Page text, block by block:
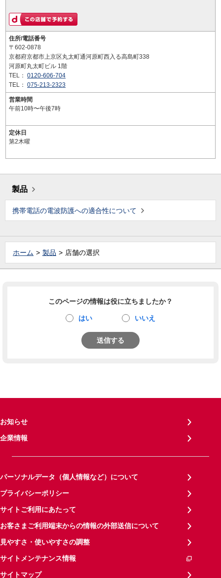
住所/電話番号
〒602-0878
京都府京都市上京区丸太町通河原町西入る高島町338
河原町丸太町ビル 1階
TEL： 0120-606-704
TEL： 075-213-2323
営業時間
午前10時〜午後7時
定休日
第2木曜
製品
携帯電話の電波防護への適合性について
ホーム 製品 店舗の選択
このページの情報は役に立ちましたか？
はい いいえ
送信する
お知らせ
企業情報
パーソナルデータ（個人情報など）について
プライバシーポリシー
サイトご利用にあたって
お客さまご利用端末からの情報の外部送信について
見やすさ・使いやすさの調整
サイトメンテナンス情報
サイトマップ